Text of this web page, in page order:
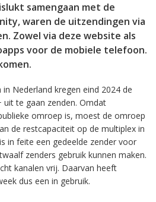
samengaan met de
waren de uitzendingen via
Zowel via deze website als
voor de mobiele telefoon.
Nederland kregen eind 2024 de
te gaan zenden. Omdat
omroep is, moest de omroep
de restcapaciteit op de multiplex in
in feite een gedeelde zender voor
zenders gebruik kunnen maken.
kanalen vrij. Daarvan heeft
dus een in gebruik.